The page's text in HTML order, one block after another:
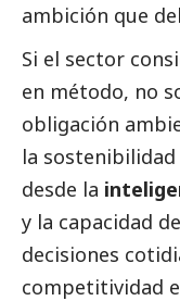
ambición que
Si el sector
en método, no
obligación
la sostenibilidad
desde la
y la capacidad
decisiones
competitividad